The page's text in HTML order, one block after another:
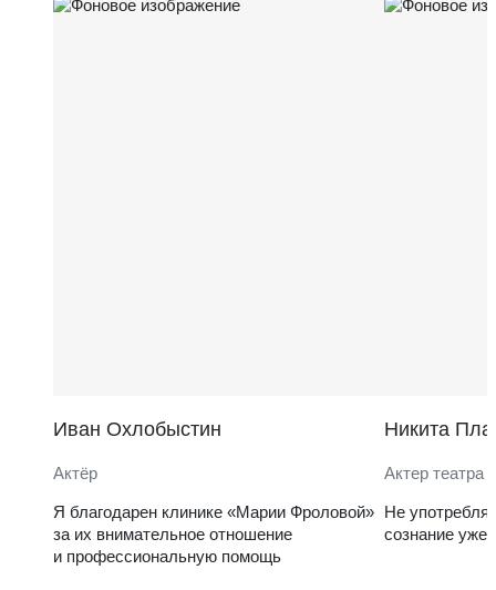
Иван Охлобыстин
Актёр
Я благодарен клинике «Марии Фроловой»
за их внимательное отношение
и профессиональную помощь
Никита
Актер театра
Не
сознание уже